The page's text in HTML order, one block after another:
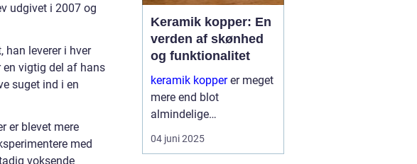
udgivet i 2007 og
han leverer i hver
en vigtig del af hans
suget ind i en
er blevet mere
med
voksende
Keramik kopper: En
verden af skønhed
og funktionalitet
keramik kopperer meget
mere end blot
almindelige
drikkebeholder. De
repræsenterer en unik
04 juni 2025